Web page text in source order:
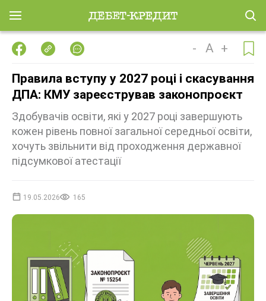
- A +
Правила вступу у 2027 році і скасування
ДПА: КМУ зареєстрував законопроєкт
Здобувачів освіти, які у 2027 році завершують
кожен рівень повної загальної середньої освіти,
хочуть звільнити від проходження державної
підсумкової атестації
19.05.2026 165